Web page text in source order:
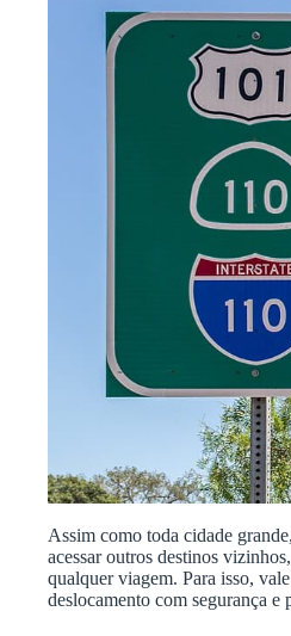
Assim como toda cidade
acessar outros destinos
qualquer viagem. Para isso,
deslocamento com segurança e